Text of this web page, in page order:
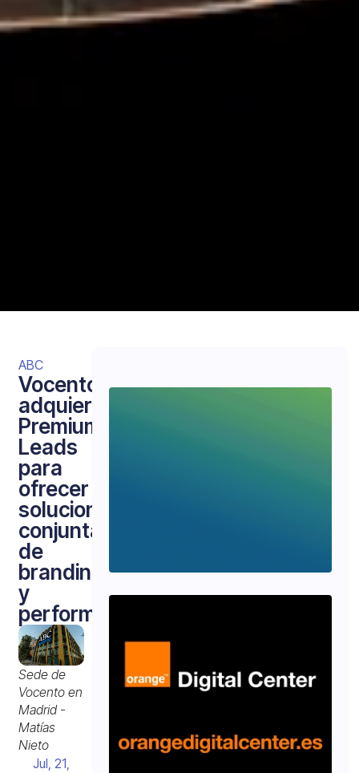
ABC
Vocento
adquiere
Premium
Leads
para
ofrecer
soluciones
conjuntas
de
branding
y
performance
Sede de
Vocento en
Madrid -
Matías
Nieto
Jul, 21,